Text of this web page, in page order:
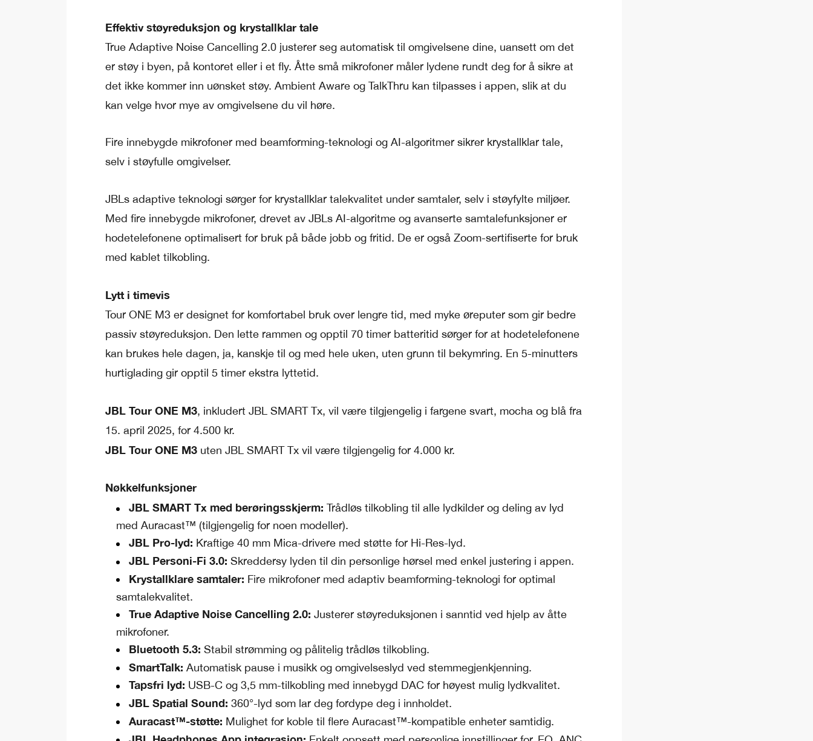
Effektiv støyreduksjon og krystallklar tale
True Adaptive Noise Cancelling 2.0 justerer seg automatisk til omgivelsene dine, uansett om det
er støy i byen, på kontoret eller i et fly. Åtte små mikrofoner måler lydene rundt deg for å sikre at
det ikke kommer inn uønsket støy. Ambient Aware og TalkThru kan tilpasses i appen, slik at du
kan velge hvor mye av omgivelsene du vil høre.
Fire innebygde mikrofoner med beamforming-teknologi og AI-algoritmer sikrer krystallklar tale,
selv i støyfulle omgivelser.
JBLs adaptive teknologi sørger for krystallklar talekvalitet under samtaler, selv i støyfylte miljøer.
Med fire innebygde mikrofoner, drevet av JBLs AI-algoritme og avanserte samtalefunksjoner er
hodetelefonene optimalisert for bruk på både jobb og fritid. De er også Zoom-sertifiserte for bruk
med kablet tilkobling.
Lytt i timevis
Tour ONE M3 er designet for komfortabel bruk over lengre tid, med myke øreputer som gir bedre
passiv støyreduksjon. Den lette rammen og opptil 70 timer batteritid sørger for at hodetelefonene
kan brukes hele dagen, ja, kanskje til og med hele uken, uten grunn til bekymring. En 5-minutters
hurtiglading gir opptil 5 timer ekstra lyttetid.
JBL Tour ONE M3, inkludert JBL SMART Tx, vil være tilgjengelig i fargene svart, mocha og blå fra
15. april 2025, for 4.500 kr.
JBL Tour ONE M3 uten JBL SMART Tx vil være tilgjengelig for 4.000 kr.
Nøkkelfunksjoner
JBL SMART Tx med berøringsskjerm: Trådløs tilkobling til alle lydkilder og deling av lyd
med Auracast™ (tilgjengelig for noen modeller).
JBL Pro-lyd: Kraftige 40 mm Mica-drivere med støtte for Hi-Res-lyd.
JBL Personi-Fi 3.0: Skreddersy lyden til din personlige hørsel med enkel justering i appen.
Krystallklare samtaler: Fire mikrofoner med adaptiv beamforming-teknologi for optimal
samtalekvalitet.
True Adaptive Noise Cancelling 2.0: Justerer støyreduksjonen i sanntid ved hjelp av åtte
mikrofoner.
Bluetooth 5.3: Stabil strømming og pålitelig trådløs tilkobling.
SmartTalk: Automatisk pause i musikk og omgivelseslyd ved stemmegjenkjenning.
Tapsfri lyd: USB-C og 3,5 mm-tilkobling med innebygd DAC for høyest mulig lydkvalitet.
JBL Spatial Sound: 360°-lyd som lar deg fordype deg i innholdet.
Auracast™-støtte: Mulighet for koble til flere Auracast™-kompatible enheter samtidig.